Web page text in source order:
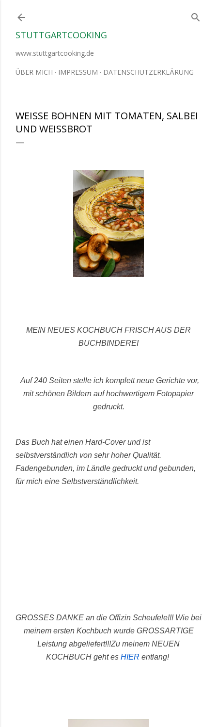
STUTTGARTCOOKING
www.stuttgartcooking.de
ÜBER MICH IMPRESSUM DATENSCHUTZERKLÄRUNG
WEISSE BOHNEN MIT TOMATEN, SALBEI U
ND WEISSBROT
MEIN NEUES KOCHBUCH FRISCH AUS DER
BUCHBINDEREI
Auf 240 Seiten stelle ich komplett neue Gerichte vor,
mit schönen Bildern auf hochwertigem Fotopapier
gedruckt.
Das Buch hat einen Hard-Cover und ist
selbstverständlich von sehr hoher Qualität.
Fadengebunden, im Ländle gedruckt und gebunden,
für mich eine Selbstverständlichkeit.
GROSSES DANKE an die Offizin Scheufele!!! Wie bei
meinem ersten Kochbuch wurde GROSSARTIGE
Leistung abgeliefert!!!Zu meinem NEUEN
KOCHBUCH geht es HIER entlang!